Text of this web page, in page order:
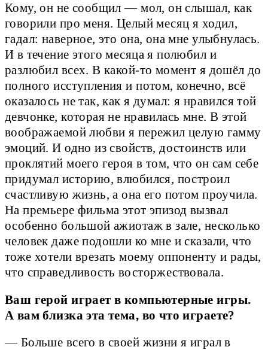
Кому, он не сообщил — мол, он слышал, как
говорили про меня. Целый месяц я ходил,
гадал: наверное, это она, она мне улыбнулась.
И в течение этого месяца я полюбил и
разлюбил всех. В какой-то момент я дошёл до
полного исступления и потом, конечно, всё
оказалось не так, как я думал: я нравился той
девчонке, которая не нравилась мне. В этой
воображаемой любви я пережил целую гамму
эмоций. И одно из свойств, достоинств или
проклятий моего героя в том, что он сам себе
придумал историю, влюбился, построил
счастливую жизнь, а она его потом проучила.
На премьере фильма этот эпизод вызвал
особенно большой ажиотаж в зале, несколько
человек даже подошли ко мне и сказали, что
тоже хотели врезать моему оппоненту и рады,
что справедливость восторжествовала.
Ваш герой играет в компьютерные игры.
А вам близка эта тема, во что играете?
— Больше всего в своей жизни я играл в